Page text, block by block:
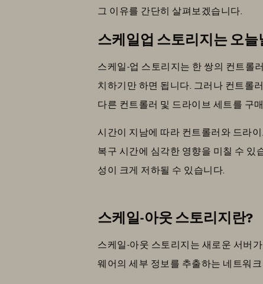
그 이유를 간단히 살펴보겠습니다.
스케일업 스토리지는 오
스케일-업 스토리지는 한 쌍의 컨트롤
치하기만 하면 됩니다. 그러나 컨트롤
다른 컨트롤러 및 드라이브 세트를 구
시간이 지남에 따라 컨트롤러와 드라
복구 시간에 심각한 영향을 미칠 수 있
성이 크게 저하될 수 있습니다.
스케일-아웃 스토리지란?
스케일-아웃 스토리지는 새로운 서버
웨어의 세부 정보를 추출하는 네트워